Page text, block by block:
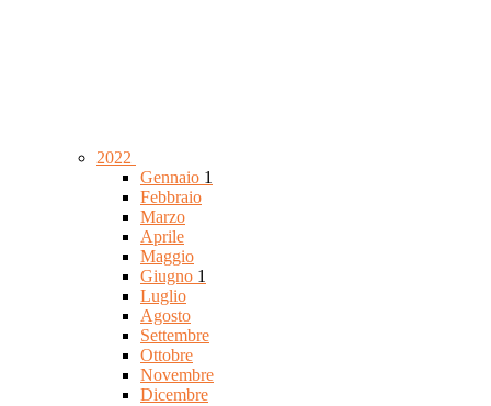
2022
Gennaio 1
Febbraio
Marzo
Aprile
Maggio
Giugno 1
Luglio
Agosto
Settembre
Ottobre
Novembre
Dicembre